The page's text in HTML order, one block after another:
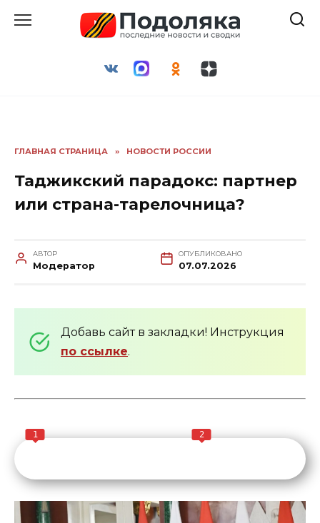
ГЛАВНАЯ СТРАНИЦА » НОВОСТИ РОССИИ
Таджикский парадокс: партнер
или страна-тарелочница?
АВТОР
Модератор
ОПУБЛИКОВАНО
07.07.2026
Добавь сайт в закладки! Инструкция
по ссылке.
1 2